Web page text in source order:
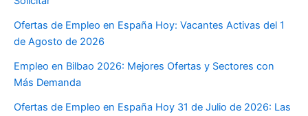
Ofertas de Empleo en España Hoy: Vacantes Activas del 1
de Agosto de 2026
Empleo en Bilbao 2026: Mejores Ofertas y Sectores con
Más Demanda
Ofertas de Empleo en España Hoy 31 de Julio de 2026: Las